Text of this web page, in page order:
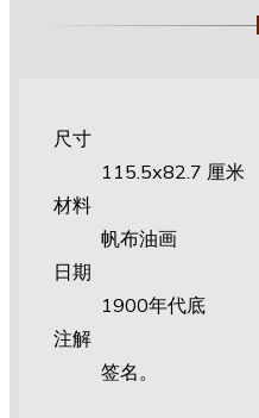
尺寸
115.5х82.7 厘米
材料
帆布油画
日期
1900年代底
注解
签名。